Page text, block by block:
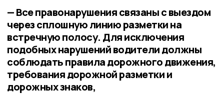
— Все правонарушения связаны с выездом
через сплошную линию разметки на
встречную полосу. Для исключения
подобных нарушений водители должны
соблюдать правила дорожного движения,
требования дорожной разметки и
дорожных знаков,